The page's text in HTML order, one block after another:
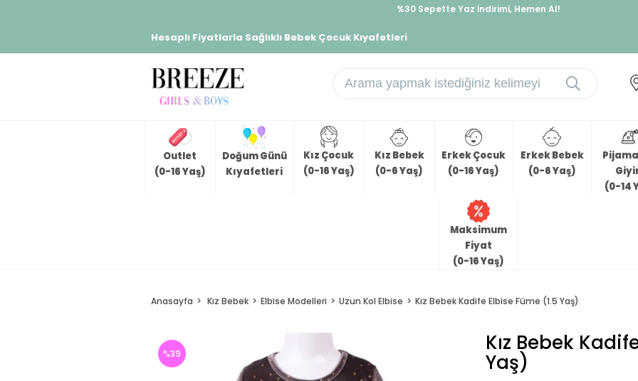
%30 Sepette Yaz İndirimi, Hemen Al!
Hesaplı Fiyatlarla Sağlıklı Bebek Çocuk Kıyafetleri
Outlet
(0-16 Yaş)
Doğum Günü
Kıyafetleri
Kız Çocuk
(0-16 Yaş)
Kız Bebek
(0-6 Yaş)
Erkek Çocuk
(0-16 Yaş)
Erkek Bebek
(0-6 Yaş)
(0-14
Maksimum
Fiyat
(0-16 Yaş)
Anasayfa Kız Bebek Elbise Modelleri Uzun Kol Elbise Kız Bebek Kadife Elbise Füme (1.5 Yaş)
%39 Kız Bebek
Yaş)